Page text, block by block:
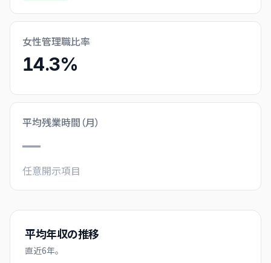
女性管理職比率
14.3%
平均残業時間（月）
—
任意開示項目
平均年収の推移
直近6年。